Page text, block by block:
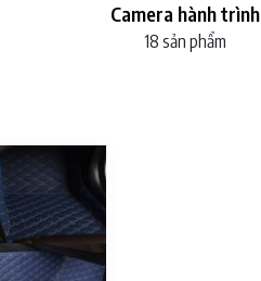
Camera hành trình
18 sản phẩm